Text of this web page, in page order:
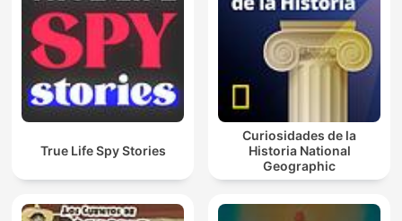
True Life Spy Stories
Curiosidades de la
Historia National
Geographic